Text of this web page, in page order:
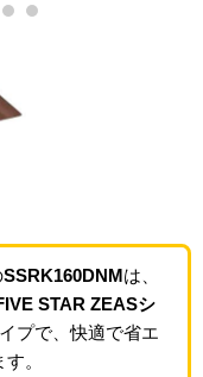
SSRK160DNMは、
STAR ZEASシ
プで、快適で省エ
。